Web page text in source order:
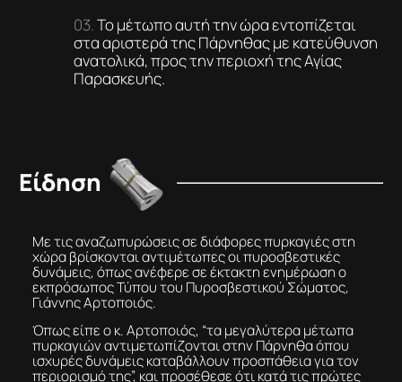
Το μέτωπο αυτή την ώρα εντοπίζεται
στα αριστερά της Πάρνηθας με κατεύθυνση
ανατολικά, προς την περιοχή της Αγίας
Παρασκευής.
Είδηση
Με τις αναζωπυρώσεις σε διάφορες πυρκαγιές στη
χώρα βρίσκονται αντιμέτωπες οι πυροσβεστικές
δυνάμεις, όπως ανέφερε σε έκτακτη ενημέρωση ο
εκπρόσωπος Τύπου του Πυροσβεστικού Σώματος,
Γιάννης Αρτοποιός.
Όπως είπε ο κ. Αρτοποιός, “τα μεγαλύτερα μέτωπα
πυρκαγιών αντιμετωπίζονται στην Πάρνηθα όπου
ισχυρές δυνάμεις καταβάλλουν προσπάθεια για τον
περιορισμό της”, και προσέθεσε ότι κατά τις πρώτες